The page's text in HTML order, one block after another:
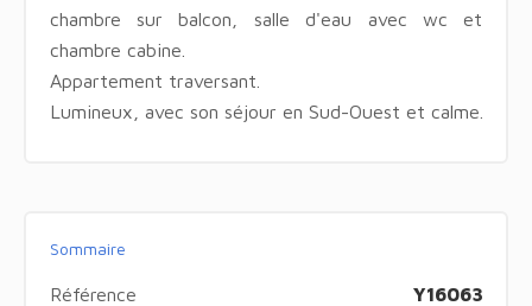
chambre sur balcon, salle d'eau avec wc et
chambre cabine.
Appartement traversant.
Lumineux, avec son séjour en Sud-Ouest et calme.
Sommaire
Référence Y16063